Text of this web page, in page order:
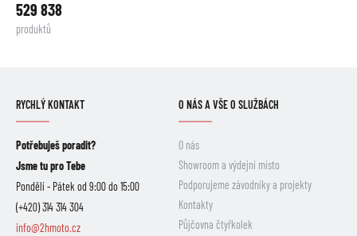
529 838
produktů
RYCHLÝ KONTAKT
Potřebuješ poradit?
Jsme tu pro Tebe
Pondělí - Pátek od 9:00 do 15:00
(+420) 314 314 304
info@2hmoto.cz
O NÁS A VŠE O SLUŽBÁCH
O nás
Showroom a výdejní místo
Podporujeme závodníky a projekty
Kontakty
Půjčovna čtyřkolek